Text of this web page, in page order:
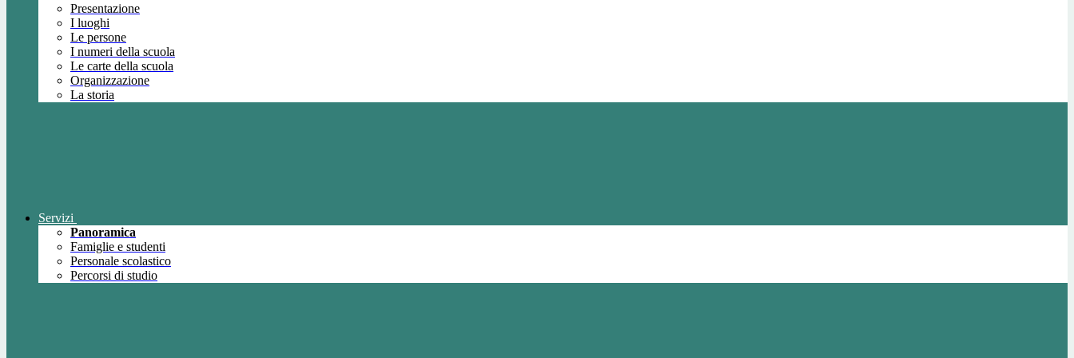
Presentazione
I luoghi
Le persone
I numeri della scuola
Le carte della scuola
Organizzazione
La storia
Servizi
Panoramica
Famiglie e studenti
Personale scolastico
Percorsi di studio